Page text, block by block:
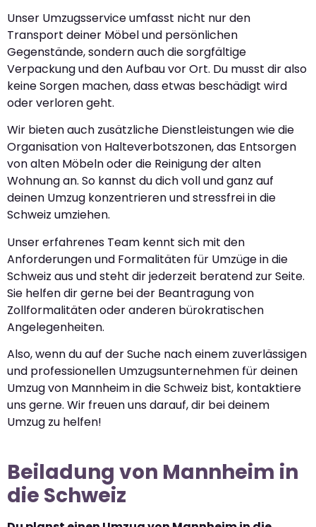
Unser Umzugsservice umfasst nicht nur den
Transport deiner Möbel und persönlichen
Gegenstände, sondern auch die sorgfältige
Verpackung und den Aufbau vor Ort. Du musst dir also
keine Sorgen machen, dass etwas beschädigt wird
oder verloren geht.
Wir bieten auch zusätzliche Dienstleistungen wie die
Organisation von Halteverbotszonen, das Entsorgen
von alten Möbeln oder die Reinigung der alten
Wohnung an. So kannst du dich voll und ganz auf
deinen Umzug konzentrieren und stressfrei in die
Schweiz umziehen.
Unser erfahrenes Team kennt sich mit den
Anforderungen und Formalitäten für Umzüge in die
Schweiz aus und steht dir jederzeit beratend zur Seite.
Sie helfen dir gerne bei der Beantragung von
Zollformalitäten oder anderen bürokratischen
Angelegenheiten.
Also, wenn du auf der Suche nach einem zuverlässigen
und professionellen Umzugsunternehmen für deinen
Umzug von Mannheim in die Schweiz bist, kontaktiere
uns gerne. Wir freuen uns darauf, dir bei deinem
Umzug zu helfen!
Beiladung von Mannheim in
die Schweiz